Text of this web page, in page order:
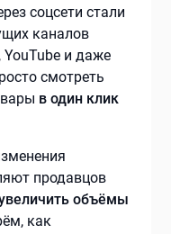
соцсети стали
каналов
YouTube и даже
смотреть
в один клик
продавцов
объёмы
как